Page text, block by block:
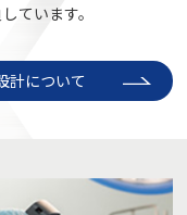
ています。
計について